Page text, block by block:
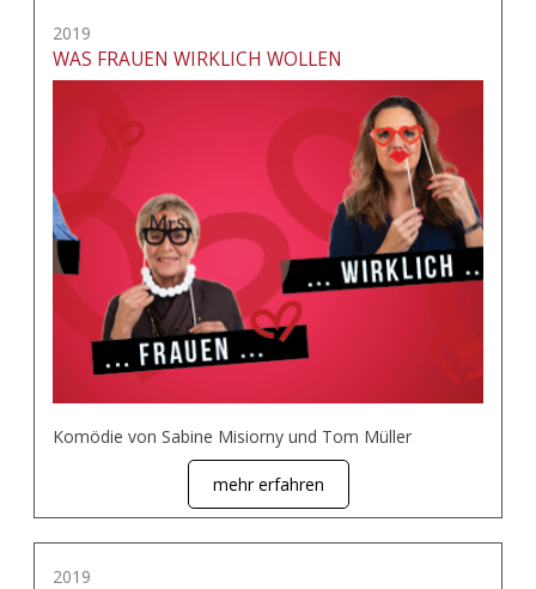
2019
WAS FRAUEN WIRKLICH WOLLEN
Komödie von Sabine Misiorny und Tom Müller
mehr erfahren
2019